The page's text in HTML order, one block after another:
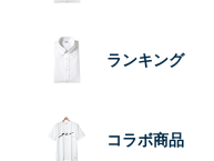
ランキング
コラボ商品